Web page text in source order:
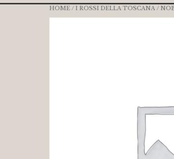
HOME / I ROSSI DELLA TOSCANA /